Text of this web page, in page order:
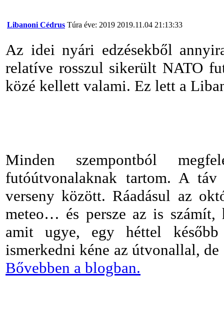
Libanoni Cédrus Túra éve: 2019 2019.11.04 21:13:33
Az idei nyári edzésekből
relatíve rosszul sikerült NATO
közé kellett valami. Ez lett a
Minden szempontból
futóútvonalaknak tartom. A
verseny között. Ráadásul az
meteo… és persze az is számít,
amit ugye, egy héttel később
ismerkedni kéne az útvonallal,
Bővebben a blogban.